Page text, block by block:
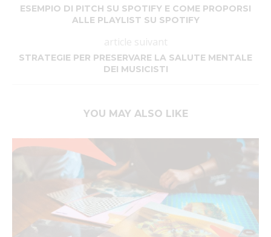
ESEMPIO DI PITCH SU SPOTIFY E COME PROPORSI
ALLE PLAYLIST SU SPOTIFY
article suivant
STRATEGIE PER PRESERVARE LA SALUTE MENTALE
DEI MUSICISTI
YOU MAY ALSO LIKE